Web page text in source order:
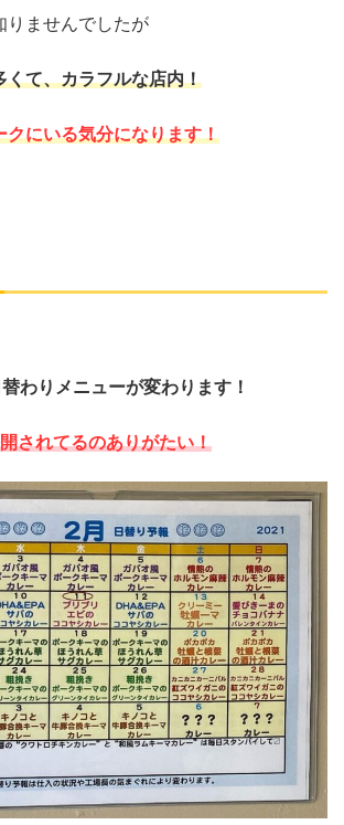
りませんでしたが
くて、カラフルな店内！
クにいる気分になります！
わりメニューが変わります！
されてるのありがたい！